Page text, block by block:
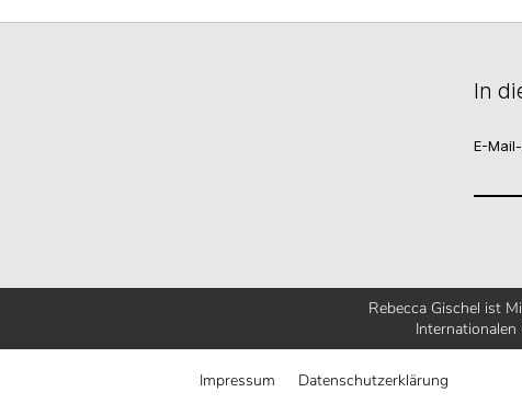
In
E-
Rebecca Gischel ist
Impressum Datenschutzerklärung